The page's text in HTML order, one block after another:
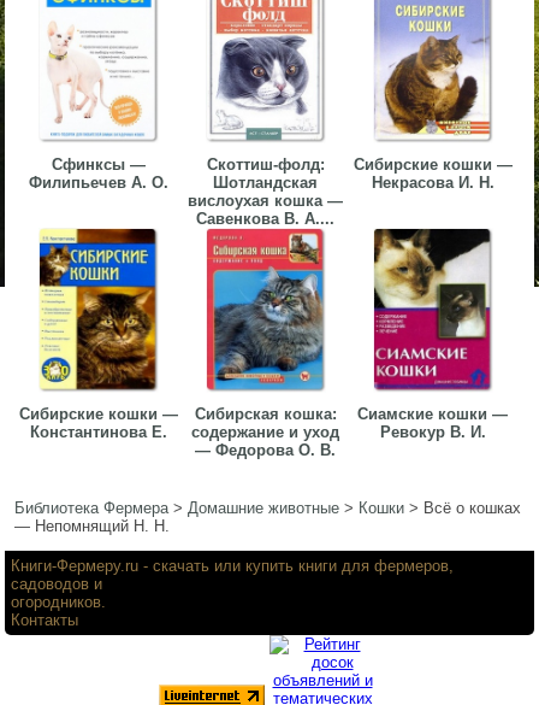
Сфинксы —
Филипьечев А. О.
Скоттиш-фолд:
Шотландская
вислоухая кошка —
Савенкова В. А....
Сибирские кошки —
Некрасова И. Н.
Сибирские кошки —
Константинова Е.
Сибирская кошка:
содержание и уход
— Федорова О. В.
Сиамские кошки —
Ревокур В. И.
Библиотека Фермера>Домашние животные > Кошки > Всё о кошках
— Непомнящий Н. Н.
Книги-Фермеру.ru - скачать или купить книги для фермеров,
садоводов и
огородников.
Контакты